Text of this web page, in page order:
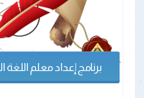
برنامج إعداد معلم اللغة